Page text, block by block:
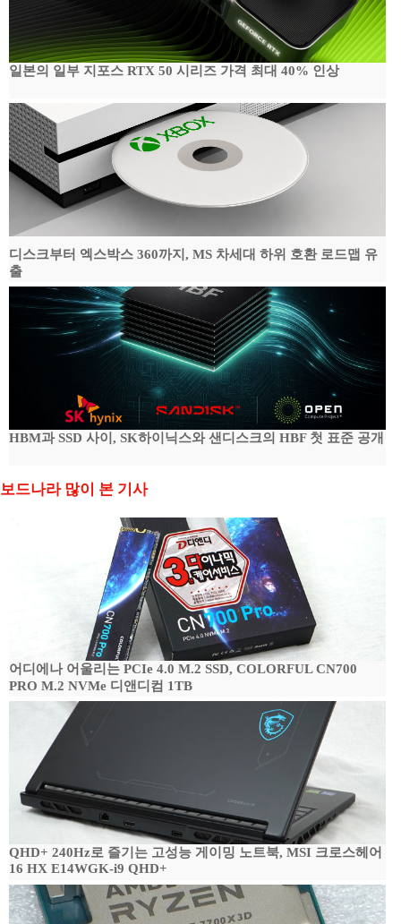
일본의 일부 지포스 RTX 50 시리즈 가격 최대 40% 인상
디스크부터 엑스박스 360까지, MS 차세대 하위 호환 로드맵 유
출
HBM과 SSD 사이, SK하이닉스와 샌디스크의 HBF 첫 표준 공개
보드나라 많이 본 기사
어디에나 어울리는 PCIe 4.0 M.2 SSD, COLORFUL CN700
PRO M.2 NVMe 디앤디컴 1TB
QHD+ 240Hz로 즐기는 고성능 게이밍 노트북, MSI 크로스헤어
16 HX E14WGK-i9 QHD+